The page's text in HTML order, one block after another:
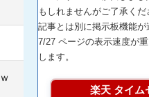
もしれませんがご了承く
記事とは別に掲示板機能が
7/27 ページの表示速度が
します。
楽天 タイム